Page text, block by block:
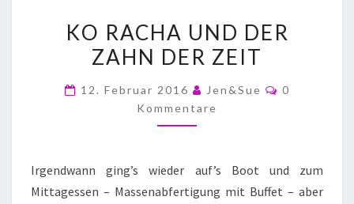
KO RACHA UND DER
ZAHN DER ZEIT
12. Februar 2016 Jen&Sue
0
Kommentare
Irgendwann ging’s wieder auf’s Boot und zum
Mittagessen – Massenabfertigung mit Buffet – aber